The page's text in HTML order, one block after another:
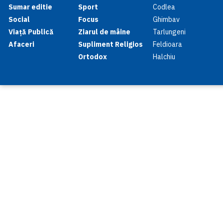
Sumar editie
Social
Viață Publică
Afaceri
Sport
Focus
Ziarul de mâine
Supliment Religios
Ortodox
Codlea
Ghimbav
Tarlungeni
Feldioara
Halchiu